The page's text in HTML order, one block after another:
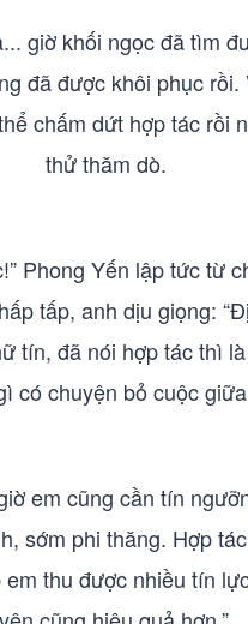
giờ khối ngọc đã tìm
đã được khôi phục rồi.
chấm dứt hợp tác rồi
thử thăm dò.
Phong Yến lập tức từ
tấp, anh dịu giọng:
tín, đã nói hợp tác thì
có chuyện bỏ cuộc
em cũng cần tín
sớm phi thăng. Hợp
em thu được nhiều tín